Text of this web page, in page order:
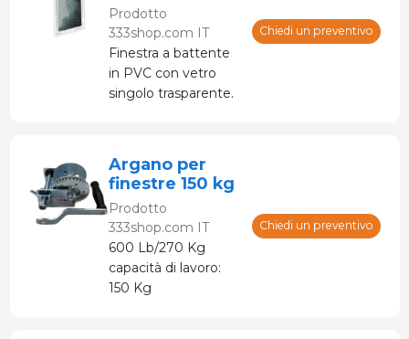
Prodotto
333shop.com IT
Finestra a battente
in PVC con vetro
singolo trasparente.
Chiedi un preventivo
Argano per
finestre 150 kg
Prodotto
333shop.com IT
600 Lb/270 Kg
capacità di lavoro:
150 Kg
Chiedi un preventivo